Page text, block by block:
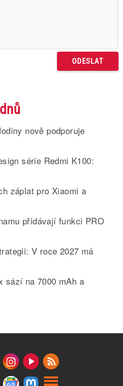
nově podporuje
série Redmi K100:
záplat pro Xiaomi a
přidávají funkci PRO
V roce 2027 má
sází na 7000 mAh a